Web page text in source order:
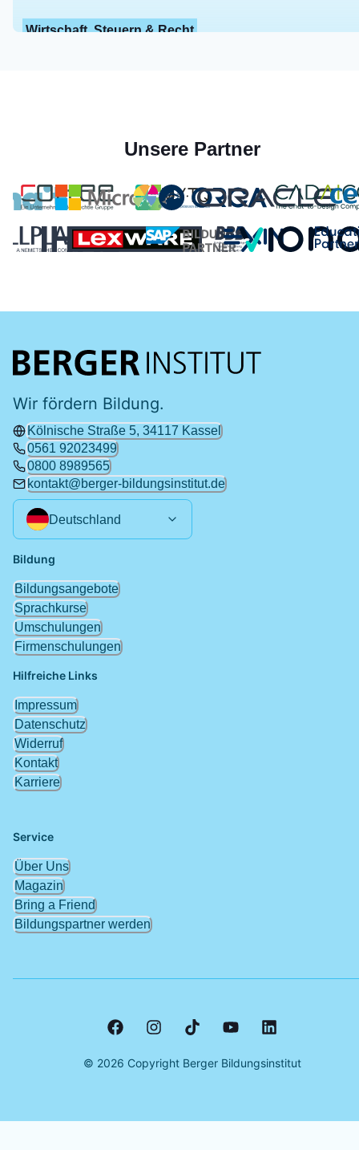
Wirtschaft, Steuern & Recht
Unsere Partner
Wir fördern Bildung.
Kölnische Straße 5, 34117 Kassel
0561 92023499
0800 8989565
kontakt@berger-bildungsinstitut.de
Deutschland
Hilfreiche Links
Impressum
Datenschutz
Widerruf
Kontakt
Karriere
Service
Über Uns
Magazin
Bring a Friend
Bildungspartner werden
Bildung
Bildungsangebote
Sprachkurse
Umschulungen
Firmenschulungen
© 2026 Copyright Berger Bildungsinstitut